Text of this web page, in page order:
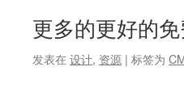
更多的更好的
发表在 设计, 资源 | 标签为